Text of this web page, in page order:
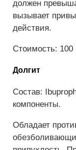
должен
вызывает
действия.
Стоимость: 100
Долгит
Состав:
компоненты.
Обладает